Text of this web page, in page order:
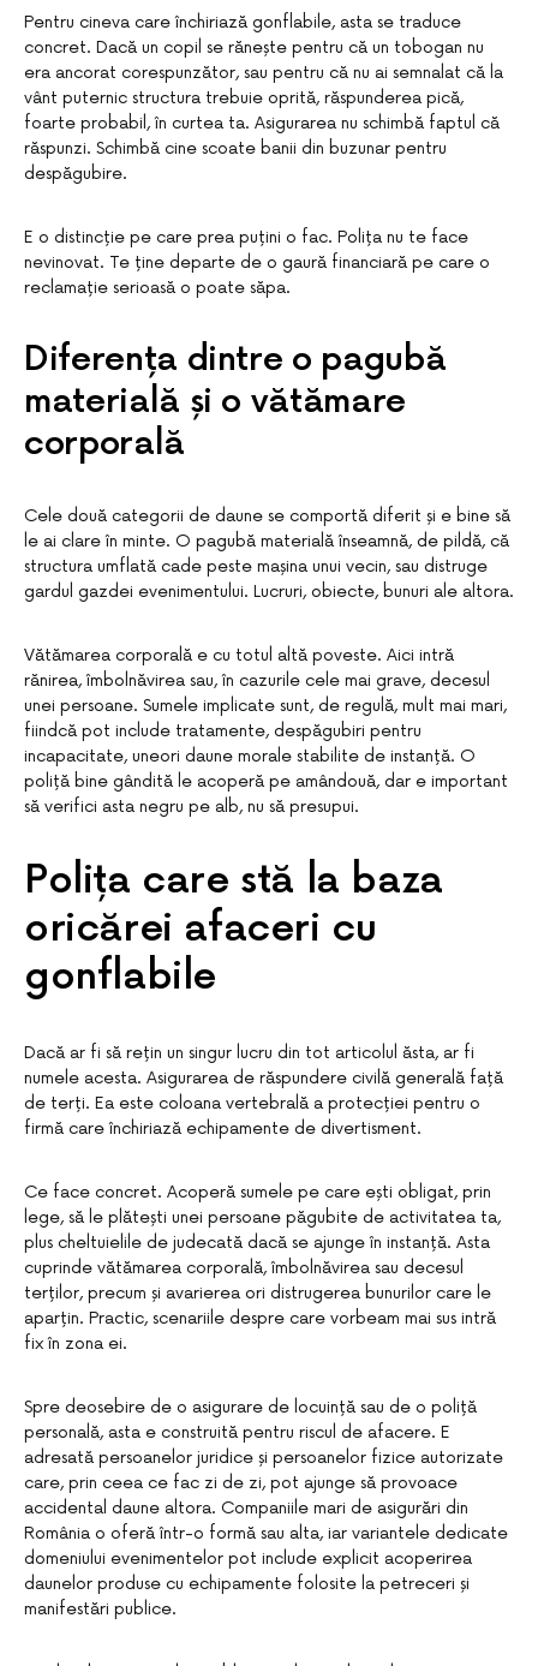
Pentru cineva care închiriază gonflabile, asta se traduce
concret. Dacă un copil se rănește pentru că un tobogan nu
era ancorat corespunzător, sau pentru că nu ai semnalat că la
vânt puternic structura trebuie oprită, răspunderea pică,
foarte probabil, în curtea ta. Asigurarea nu schimbă faptul că
răspunzi. Schimbă cine scoate banii din buzunar pentru
despăgubire.
E o distincție pe care prea puțini o fac. Polița nu te face
nevinovat. Te ține departe de o gaură financiară pe care o
reclamație serioasă o poate săpa.
Diferența dintre o pagubă
materială și o vătămare
corporală
Cele două categorii de daune se comportă diferit și e bine să
le ai clare în minte. O pagubă materială înseamnă, de pildă, că
structura umflată cade peste mașina unui vecin, sau distruge
gardul gazdei evenimentului. Lucruri, obiecte, bunuri ale altora.
Vătămarea corporală e cu totul altă poveste. Aici intră
rănirea, îmbolnăvirea sau, în cazurile cele mai grave, decesul
unei persoane. Sumele implicate sunt, de regulă, mult mai mari,
fiindcă pot include tratamente, despăgubiri pentru
incapacitate, uneori daune morale stabilite de instanță. O
poliță bine gândită le acoperă pe amândouă, dar e important
să verifici asta negru pe alb, nu să presupui.
Polița care stă la baza
oricărei afaceri cu
gonflabile
Dacă ar fi să rețin un singur lucru din tot articolul ăsta, ar fi
numele acesta. Asigurarea de răspundere civilă generală față
de terți. Ea este coloana vertebrală a protecției pentru o
firmă care închiriază echipamente de divertisment.
Ce face concret. Acoperă sumele pe care ești obligat, prin
lege, să le plătești unei persoane păgubite de activitatea ta,
plus cheltuielile de judecată dacă se ajunge în instanță. Asta
cuprinde vătămarea corporală, îmbolnăvirea sau decesul
terților, precum și avarierea ori distrugerea bunurilor care le
aparțin. Practic, scenariile despre care vorbeam mai sus intră
fix în zona ei.
Spre deosebire de o asigurare de locuință sau de o poliță
personală, asta e construită pentru riscul de afacere. E
adresată persoanelor juridice și persoanelor fizice autorizate
care, prin ceea ce fac zi de zi, pot ajunge să provoace
accidental daune altora. Companiile mari de asigurări din
România o oferă într-o formă sau alta, iar variantele dedicate
domeniului evenimentelor pot include explicit acoperirea
daunelor produse cu echipamente folosite la petreceri și
manifestări publice.